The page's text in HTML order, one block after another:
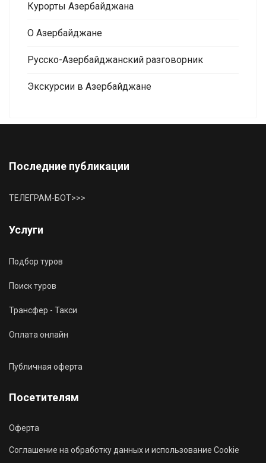
Курорты Азербайджана
О Азербайджане
Русско-Азербайджанский разговорник
Экскурсии в Азербайджане
Последние публикации
ТЕЛЕГРАМ-БОТ>>>
Услуги
Подбор туров
Поиск туров
Трансфер - Такси
Оплата онлайн
Публичная оферта
Посетителям
Оферта
Соглашение на обработку данных и использование Cookie